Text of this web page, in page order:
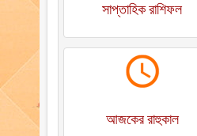
সাপ্তাহিক রাশিফল
আজকের রাহুকাল